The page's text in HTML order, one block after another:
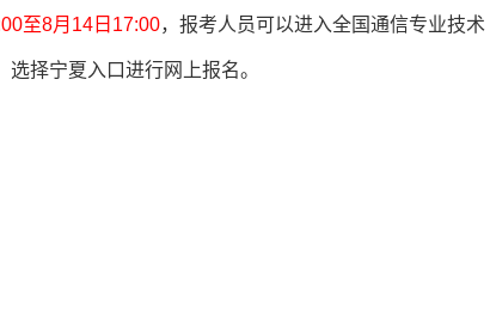
至8月14日17:00， 报考人员可以进入全国通信专业技术
选择宁夏入口进行网上报名。